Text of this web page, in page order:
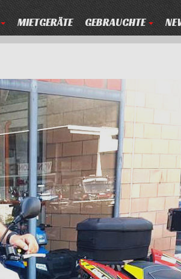
MIETGERÄTE GEBRAUCHTE